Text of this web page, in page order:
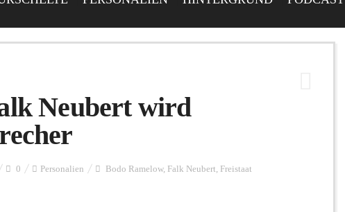
Neubert wird
0 Personalien Bodo Ramelow, Falk Neubert, Freistaat